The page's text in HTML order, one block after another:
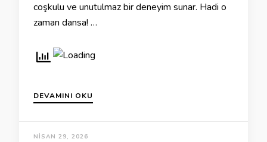
coşkulu ve unutulmaz bir deneyim sunar. Hadi o
zaman dansa! …
DEVAMINI OKU
NISAN 29, 2026